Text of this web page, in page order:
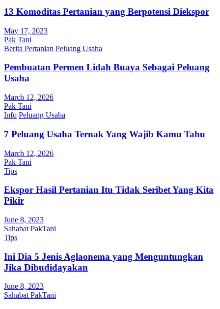
13 Komoditas Pertanian yang Berpotensi Diekspor
May 17, 2023
Pak Tani
Berita Pertanian Peluang Usaha
Pembuatan Permen Lidah Buaya Sebagai Peluang
Usaha
March 12, 2026
Pak Tani
Info Peluang Usaha
7 Peluang Usaha Ternak Yang Wajib Kamu Tahu
March 12, 2026
Pak Tani
Tips
Ekspor Hasil Pertanian Itu Tidak Seribet Yang Kita
Pikir
June 8, 2023
Sahabat PakTani
Tips
Ini Dia 5 Jenis Aglaonema yang Menguntungkan
Jika Dibudidayakan
June 8, 2023
Sahabat PakTani